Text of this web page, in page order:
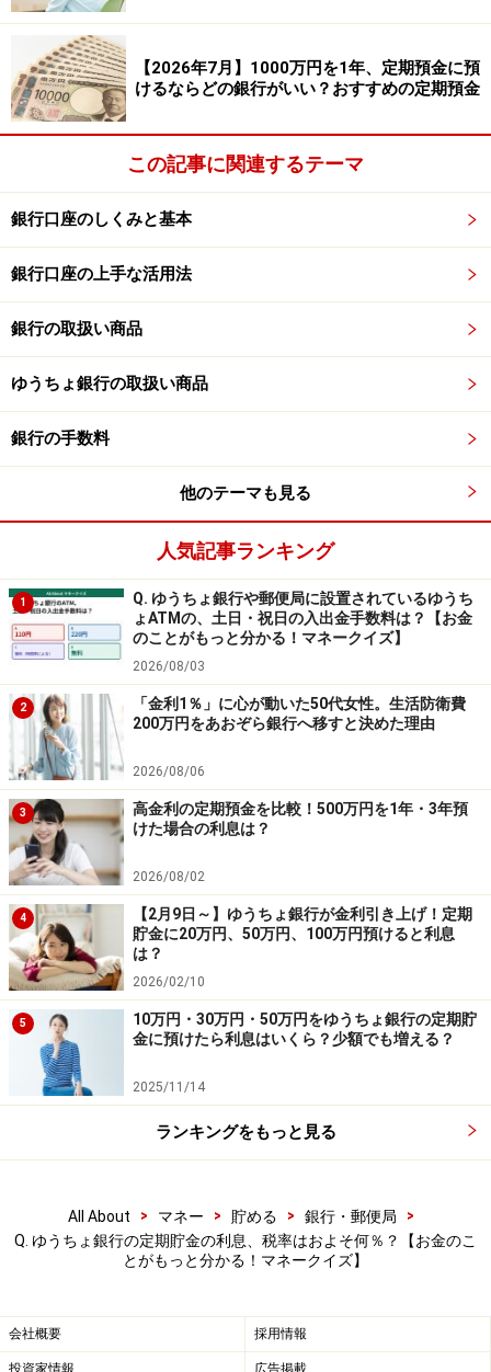
【2026年7月】1000万円を1年、定期預金に預
けるならどの銀行がいい？おすすめの定期預金
この記事に関連するテーマ
銀行口座のしくみと基本
銀行口座の上手な活用法
銀行の取扱い商品
ゆうちょ銀行の取扱い商品
銀行の手数料
他のテーマも見る
人気記事ランキング
1
Q. ゆうちょ銀行や郵便局に設置されているゆうち
ょATMの、土日・祝日の入出金手数料は？【お金
のことがもっと分かる！マネークイズ】
2026/08/03
2
「金利1％」に心が動いた50代女性。生活防衛費
200万円をあおぞら銀行へ移すと決めた理由
2026/08/06
3
高金利の定期預金を比較！500万円を1年・3年預
けた場合の利息は？
2026/08/02
4
【2月9日～】ゆうちょ銀行が金利引き上げ！定期
貯金に20万円、50万円、100万円預けると利息
は？
2026/02/10
5
10万円・30万円・50万円をゆうちょ銀行の定期貯
金に預けたら利息はいくら？少額でも増える？
2025/11/14
ランキングをもっと見る
All About > マネー > 貯める > 銀行・郵便局
>
Q. ゆうちょ銀行の定期貯金の利息、税率はおよそ何％？【お金のこ
とがもっと分かる！マネークイズ】
会社概要 採用情報